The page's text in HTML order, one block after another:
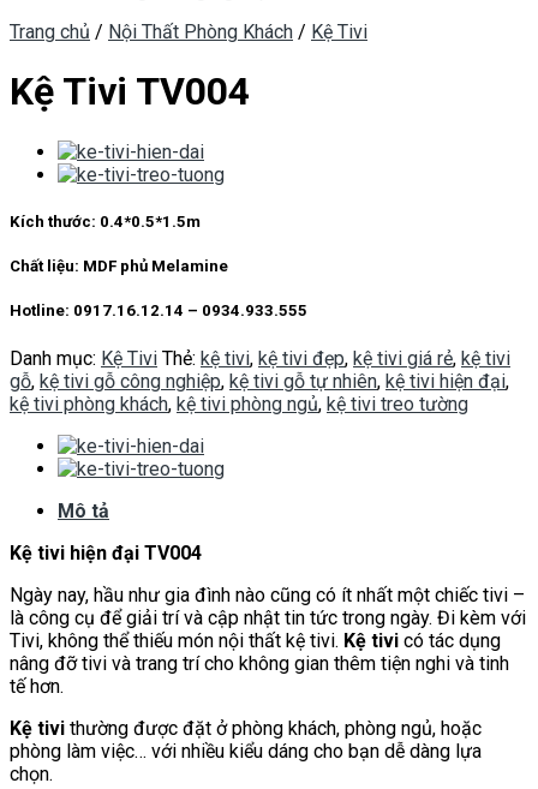
Trang chủ / Nội Thất Phòng Khách / Kệ Tivi
Kệ Tivi TV004
Kích thước: 0.4*0.5*1.5m
Chất liệu: MDF phủ Melamine
Hotline: 0917.16.12.14 – 0934.933.555
Danh mục: Kệ Tivi Thẻ: kệ tivi, kệ tivi đẹp, kệ tivi giá rẻ, kệ tivi
gỗ, kệ tivi gỗ công nghiệp, kệ tivi gỗ tự nhiên, kệ tivi hiện đại,
kệ tivi phòng khách, kệ tivi phòng ngủ, kệ tivi treo tường
Mô tả
Kệ tivi hiện đại TV004
Ngày nay, hầu như gia đình nào cũng có ít nhất một chiếc tivi –
là công cụ để giải trí và cập nhật tin tức trong ngày. Đi kèm với
Tivi, không thể thiếu món nội thất kệ tivi. Kệ tivi có tác dụng
nâng đỡ tivi và trang trí cho không gian thêm tiện nghi và tinh
tế hơn.
Kệ tivi thường được đặt ở phòng khách, phòng ngủ, hoặc
phòng làm việc… với nhiều kiểu dáng cho bạn dễ dàng lựa
chọn.